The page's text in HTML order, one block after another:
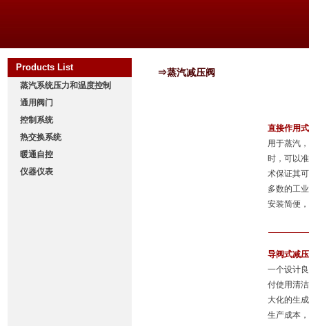
Products List
蒸汽系统压力和温度控制
通用阀门
控制系统
热交换系统
暖通自控
仪器仪表
⇒蒸汽减压阀
直接作用
用于蒸汽
时，可以
术保证其
多数的工
安装简便
导阀式减
一个设计
付使用清
大化的生
生产成本